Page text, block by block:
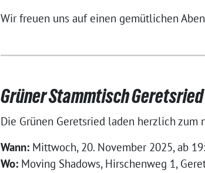
Wir freuen uns auf einen gemütlichen
Grüner Stammtisch Geretsried
Die Grünen Geretsried laden herzlich zum
Wann: Mittwoch, 20. November 2025, ab
Wo: Moving Shadows, Hirschenweg 1,